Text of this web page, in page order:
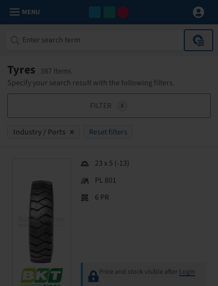
MENU
Tyres 387 Items
Specify your search result with the following filters.
FILTER 1
Industry / Ports Reset filters
23 x 5 (-13)
PL 801
6 PR
Price and stock visible after Login
.